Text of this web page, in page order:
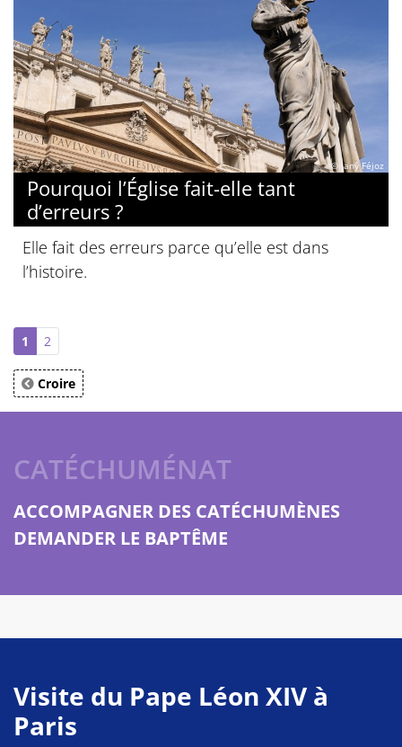
© Jany Féjoz
Pourquoi l’Église fait-elle tant
d’erreurs ?
Elle fait des erreurs parce qu’elle est dans
l’histoire.
1 2
Croire
CATÉCHUMÉNAT
ACCOMPAGNER DES CATÉCHUMÈNES
DEMANDER LE BAPTÊME
Visite du Pape Léon XIV à
Paris